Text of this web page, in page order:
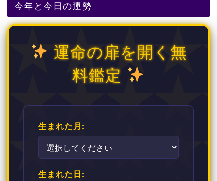
今年と今日の運勢
運命の扉を開く無
料鑑定
生まれた月:
生まれた日: